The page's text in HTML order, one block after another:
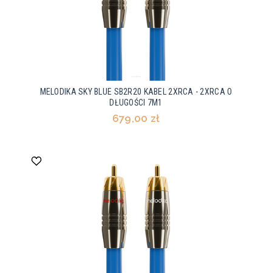
MELODIKA SKY BLUE SB2R20 KABEL 2XRCA - 2XRCA O
DŁUGOŚCI 7M1
679,00 zł